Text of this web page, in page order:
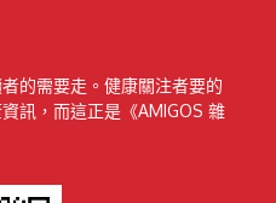
的需要走。健康關注者要的
訊，而這正是《AMIGOS 雜